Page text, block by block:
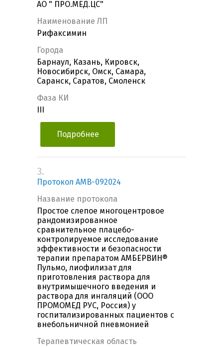
АО " ПРО.МЕД.ЦС"
Наименование ЛП
Рифаксимин
Города
Барнаул, Казань, Кировск,
Новосибирск, Омск, Самара,
Саранск, Саратов, Смоленск
Фаза КИ
Подробнее
3.
Протокол AMB-092024
Название протокола
Простое слепое многоцентровое
рандомизированное
сравнительное плацебо-
контролируемое исследование
эффективности и безопасности
терапии препаратом АМБЕРВИН®
Пульмо, лиофилизат для
приготовления раствора для
внутримышечного введения и
раствора для ингаляций (ООО
ПРОМОМЕД РУС, Россия) у
госпитализированных пациентов с
внебольничной пневмонией
Терапевтическая область